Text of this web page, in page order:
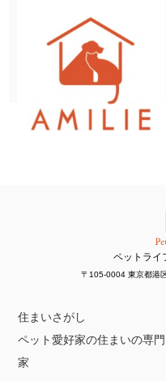
ペットライ
〒105-0004 東京都港
住まいさがし
ペット愛好家の住まいの専門
家